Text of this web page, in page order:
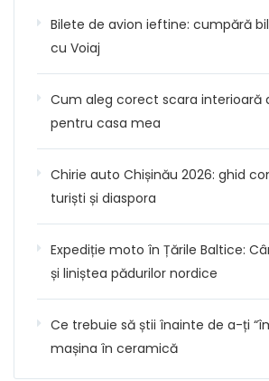
Bilete de avion ieftine: cumpără
cu Voiaj
Cum aleg corect scara interioară
pentru casa mea
Chirie auto Chișinău 2026: ghid
turiști și diaspora
Expediție moto în Țările Baltice:
și liniștea pădurilor nordice
Ce trebuie să știi înainte de a-ți
mașina în ceramică